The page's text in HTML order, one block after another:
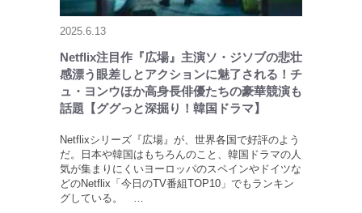
2025.6.13
Netflix注目作『広場』主演ソ・ジソブの悲壮
感漂う眼差しとアクションに魅了される！チ
ュ・ヨンウほか高身長俳優たちの豪華競演も
話題【ググっと深掘り！韓国ドラマ】
Netflixシリーズ『広場』が、世界各国で好評のよう
だ。日本や韓国はもちろんのこと、韓国ドラマの人
気が集まりにくいヨーロッパのスペインやドイツな
どのNetflix「今日のTV番組TOP10」でもランキン
グしている。 …